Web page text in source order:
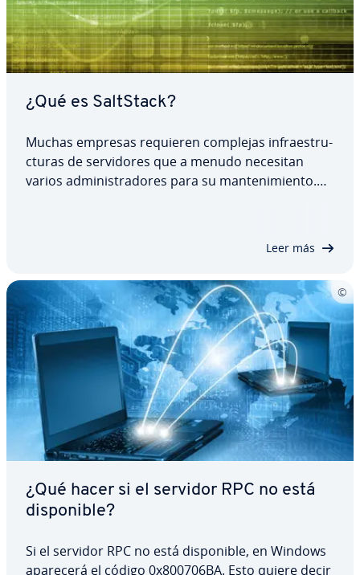
¿Qué es SaltStack?
Muchas empresas requieren complejas in­frae­s­tru­
c­tu­ras de se­r­vi­do­res que a menudo necesitan
varios ad­mi­ni­s­tra­do­res para su ma­n­te­ni­mie­n­to.
Leer más
¿Qué hacer si el servidor RPC no está
di­s­po­ni­ble?
Si el servidor RPC no está di­s­po­ni­ble, en Windows
aparecerá el código 0x800706BA. Esto quiere decir